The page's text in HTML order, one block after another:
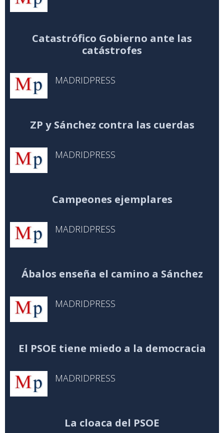
Catastrófico Gobierno ante las
catástrofes
MADRIDPRESS
ZP y Sánchez contra las cuerdas
MADRIDPRESS
Campeones ejemplares
MADRIDPRESS
Ábalos enseña el camino a Sánchez
MADRIDPRESS
El PSOE tiene miedo a la democracia
MADRIDPRESS
La cloaca del PSOE